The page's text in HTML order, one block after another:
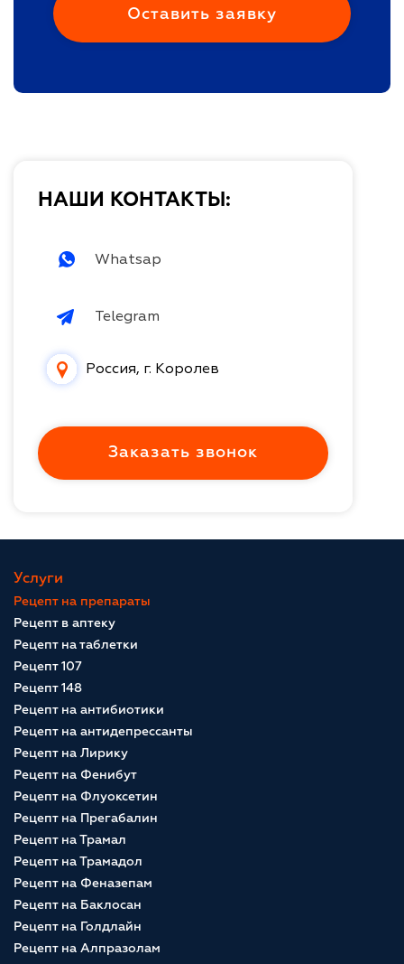
НАШИ КОНТАКТЫ:
Whatsap
Telegram
Россия, г. Королев
Заказать звонок
Услуги
Рецепт на препараты
Рецепт в аптеку
Рецепт на таблетки
Рецепт 107
Рецепт 148
Рецепт на антибиотики
Рецепт на антидепрессанты
Рецепт на Лирику
Рецепт на Фенибут
Рецепт на Флуоксетин
Рецепт на Прегабалин
Рецепт на Трамал
Рецепт на Трамадол
Рецепт на Феназепам
Рецепт на Баклосан
Рецепт на Голдлайн
Рецепт на Алпразолам